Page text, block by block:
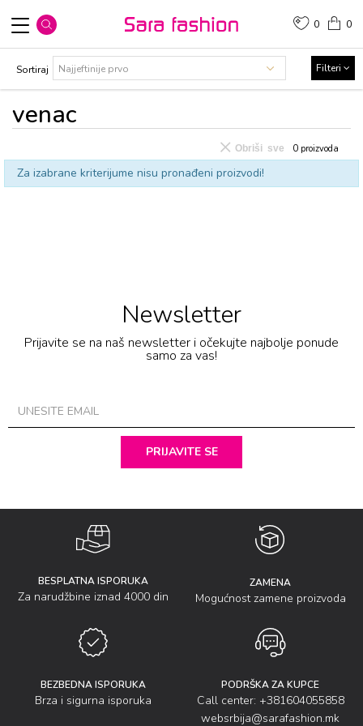
0
0
vеnac
Sortiraj Filteri
0 proizvoda
Obriši sve
Za izabrane kriterijume nisu pronađeni proizvodi!
Newsletter
Prijavite se na naš newsletter i očekujte najbolje ponude
samo za vas!
PRIJAVITE SE
BESPLATNA ISPORUKA
Za narudžbine iznad 4000 din
ZAMENA
Mogućnost zamene proizvoda
BEZBEDNA ISPORUKA
Brza i sigurna isporuka
PODRŠKA ZA KUPCE
Call center: +381604055858
websrbija@sarafashion.mk